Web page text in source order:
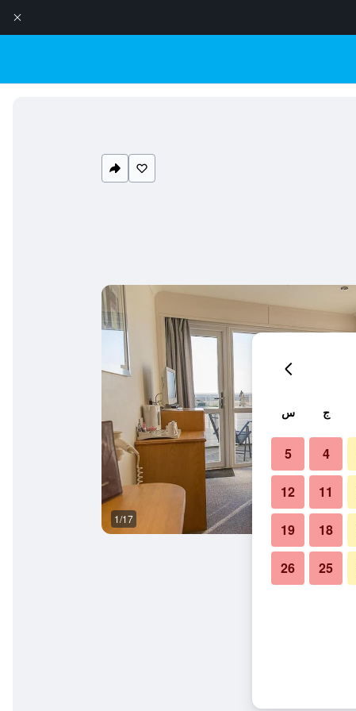
1/17
ج س
4
5
11
12
18
19
25
26